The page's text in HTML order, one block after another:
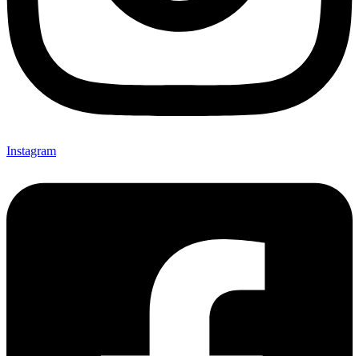
Instagram